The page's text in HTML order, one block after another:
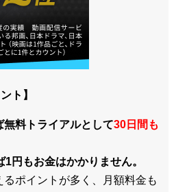
ト】
料トライアルとして30日間も
円もお金はかかりません。
ポイントが多く、月額料金も